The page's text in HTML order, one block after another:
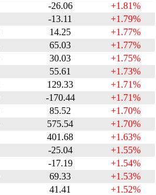
-26.06
+1.81%
-13.11
+1.79%
14.25
+1.77%
65.03
+1.77%
30.03
+1.75%
55.61
+1.73%
129.33
+1.71%
-170.44
+1.71%
85.52
+1.70%
575.54
+1.70%
401.68
+1.63%
-25.04
+1.55%
-17.19
+1.54%
69.33
+1.53%
41.41
+1.52%